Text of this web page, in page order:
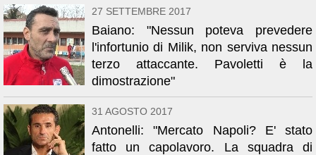
27 SETTEMBRE 2017
Baiano: "Nessun poteva prevedere
l'infortunio di Milik, non serviva nessun
terzo attaccante. Pavoletti è la
dimostrazione"
31 AGOSTO 2017
Antonelli: "Mercato Napoli? E' stato
fatto un capolavoro. La squadra di